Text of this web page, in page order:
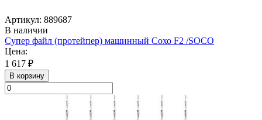
Артикул: 889687
В наличии
Супер файл (протейпер) машинный Сохо F2 /SOСO
Цена:
1 617 ₽
В корзину